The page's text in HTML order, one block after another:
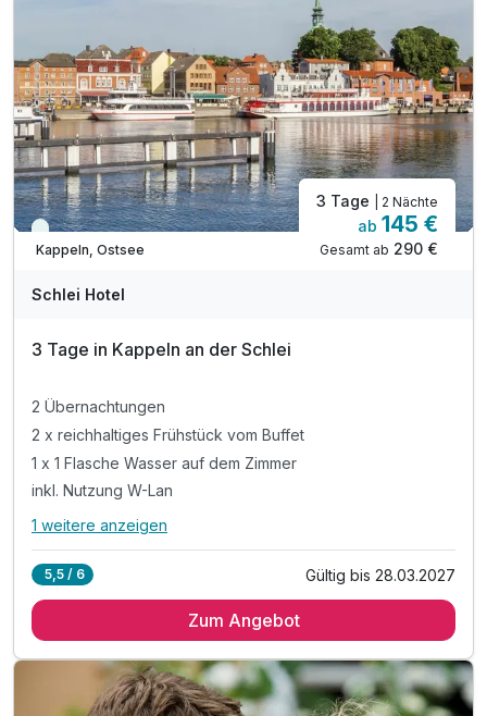
inkl. Entspannung in unserer Wellnessoase mit
Sauna, Whirlpool & römischen Dampfbad
inkl. Parkplatz
inkl. WLAN
Familienspaß o. Zeit zu zweit - Alles ist möglich
Viele Termine frei
Kappeln, Ostsee
3 Tage | 2 Nächte
ab 145 €
Gesamt ab 290 €
Schlei Hotel
3 Tage in Kappeln an der Schlei
2 Übernachtungen
2 x reichhaltiges Frühstück vom Buffet
1 x 1 Flasche Wasser auf dem Zimmer
inkl. Nutzung W-Lan
Alle Inklusivleistungen
2 x reichhaltiges Frühstück vom Buffet
inkl. Nutzung W-Lan
inkl. Parkplatz
1 weitere anzeigen
5,5 / 6 Gültig bis 28.03.2027
Zum Angebot